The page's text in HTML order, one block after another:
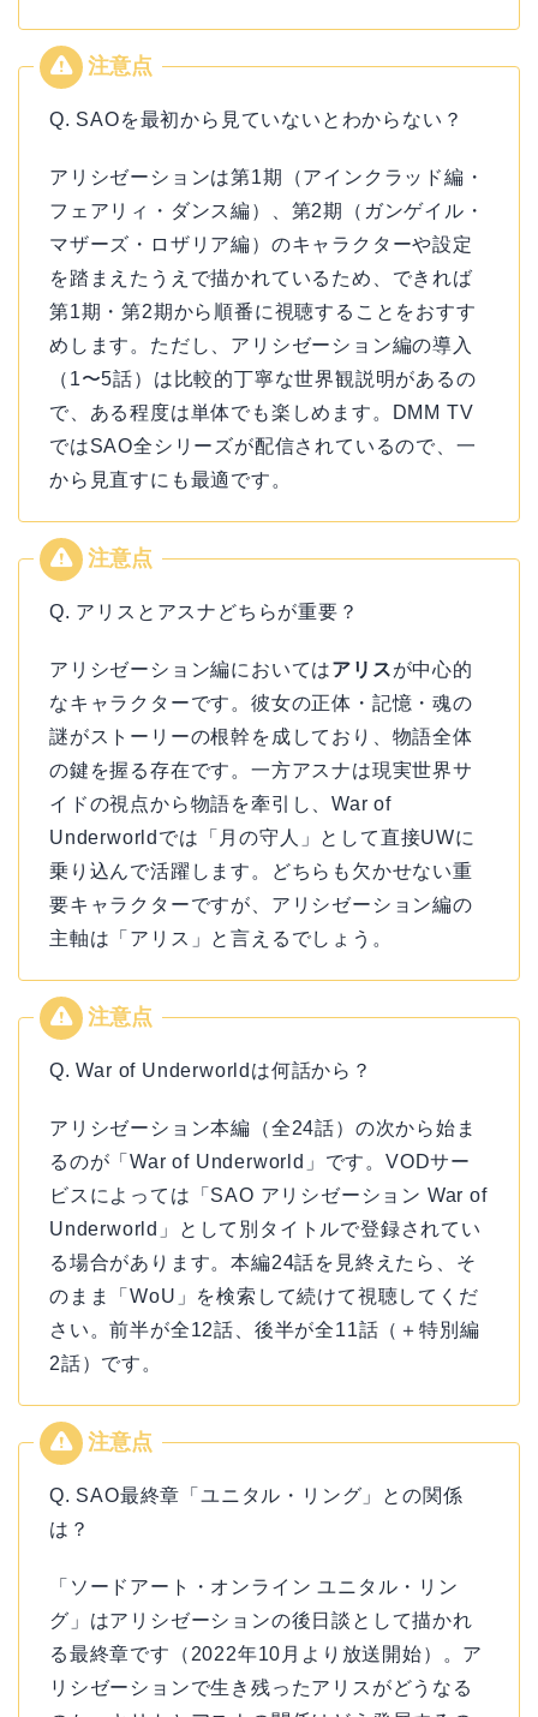
Q. SAOを最初から見ていないとわからない？
アリシゼーションは第1期（アインクラッド編・
フェアリィ・ダンス編）、第2期（ガンゲイル・
マザーズ・ロザリア編）のキャラクターや設定
を踏まえたうえで描かれているため、できれば
第1期・第2期から順番に視聴することをおすす
めします。ただし、アリシゼーション編の導入
（1〜5話）は比較的丁寧な世界観説明があるの
で、ある程度は単体でも楽しめます。DMM TV
ではSAO全シリーズが配信されているので、一
から見直すにも最適です。
Q. アリスとアスナどちらが重要？
アリシゼーション編においてはアリスが中心的
なキャラクターです。彼女の正体・記憶・魂の
謎がストーリーの根幹を成しており、物語全体
の鍵を握る存在です。一方アスナは現実世界サ
イドの視点から物語を牽引し、War of
Underworldでは「月の守人」として直接UWに
乗り込んで活躍します。どちらも欠かせない重
要キャラクターですが、アリシゼーション編の
主軸は「アリス」と言えるでしょう。
Q. War of Underworldは何話から？
アリシゼーション本編（全24話）の次から始ま
るのが「War of Underworld」です。VODサー
ビスによっては「SAO アリシゼーション War of
Underworld」として別タイトルで登録されてい
る場合があります。本編24話を見終えたら、そ
のまま「WoU」を検索して続けて視聴してくだ
さい。前半が全12話、後半が全11話（＋特別編
2話）です。
Q. SAO最終章「ユニタル・リング」との関係
は？
「ソードアート・オンライン ユニタル・リン
グ」はアリシゼーションの後日談として描かれ
る最終章です（2022年10月より放送開始）。ア
リシゼーションで生き残ったアリスがどうなる